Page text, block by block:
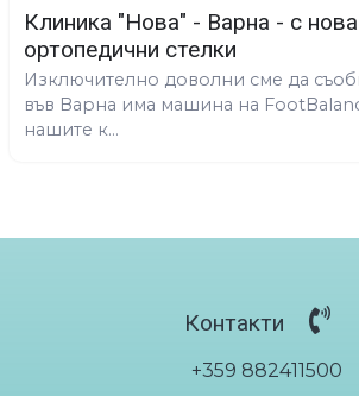
Клиника "Нова" - Варна - с
ортопедични стелки
Изключително доволни сме да
във Варна има машина на
нашите к...
Контакти
+359 882411500